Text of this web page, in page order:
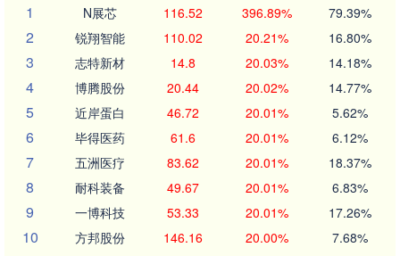
1
N展芯 116.52 396.89% 79.39%
2 锐翔智能 110.02 20.21% 16.80%
3 志特新材 14.8 20.03% 14.18%
4 博腾股份 20.44 20.02% 14.77%
5 近岸蛋白 46.72 20.01% 5.62%
6 毕得医药 61.6 20.01% 6.12%
7 五洲医疗 83.62 20.01% 18.37%
8 耐科装备 49.67 20.01% 6.83%
9 一博科技 53.33 20.01% 17.26%
10 方邦股份 146.16 20.00% 7.68%